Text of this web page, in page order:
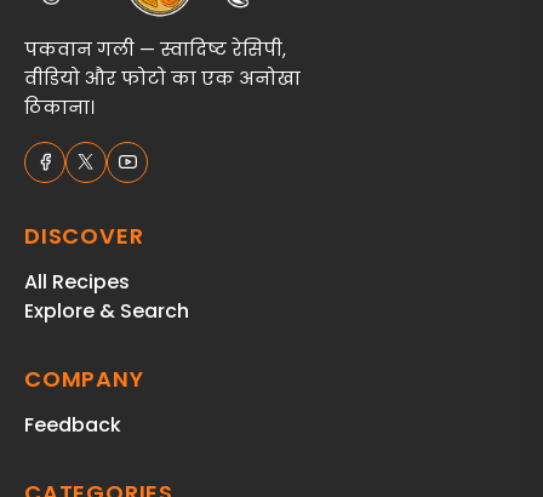
पकवान गली — स्वादिष्ट रेसिपी,
वीडियो और फोटो का एक अनोखा
ठिकाना।
DISCOVER
All Recipes
Explore & Search
COMPANY
Feedback